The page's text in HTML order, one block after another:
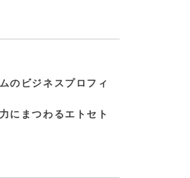
のビジネスプロフィ
にまつわるエトセト